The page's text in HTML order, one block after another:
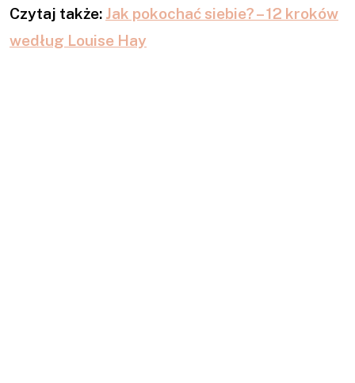
Czytaj także: Jak pokochać siebie? – 12 kroków
według Louise Hay